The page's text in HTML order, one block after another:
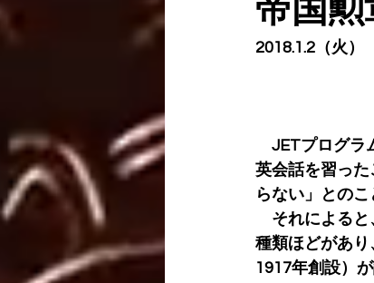
帝国
2018.1.2（火）
JETプログラ
英会話を習っ
らない」とのこ
それによると
種類ほどがあ
1917年創設）